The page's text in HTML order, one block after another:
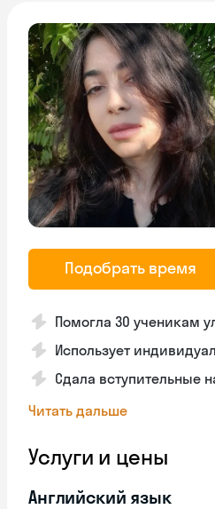
Подобрать время
Помогла 30 ученикам
Использует
Сдала вступительные
Читать дальше
Услуги и цены
Английский язык